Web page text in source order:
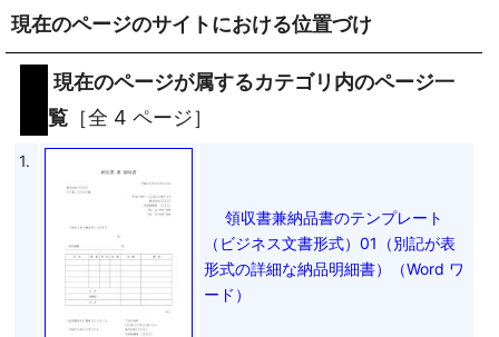
現在のページのサイトにおける位置づけ
現在のページが属するカテゴリ内のページ一
覧 ［全 4 ページ］
1.
領収書兼納品書のテンプレート
（ビジネス文書形式）01（別記が表
形式の詳細な納品明細書）（Word ワ
ード）